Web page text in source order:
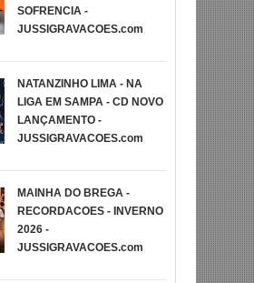
SOFRENCIA -
JUSSIGRAVACOES.com
NATANZINHO LIMA - NA
LIGA EM SAMPA - CD NOVO
LANÇAMENTO -
JUSSIGRAVACOES.com
MAINHA DO BREGA -
RECORDACOES - INVERNO
2026 -
JUSSIGRAVACOES.com